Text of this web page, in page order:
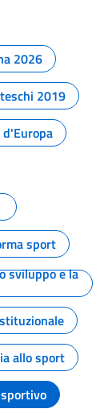
2026
2019
sport
sviluppo e la
allo sport